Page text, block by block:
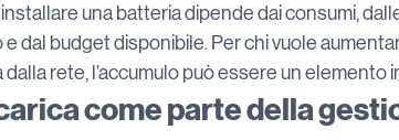
una batteria dipende dai consumi,
dal budget disponibile. Per chi vuole
rete, l’accumulo può essere un elemento
come parte della